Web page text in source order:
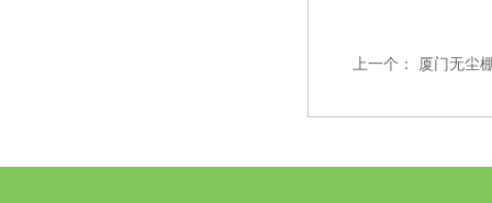
上一个： 厦门无尘